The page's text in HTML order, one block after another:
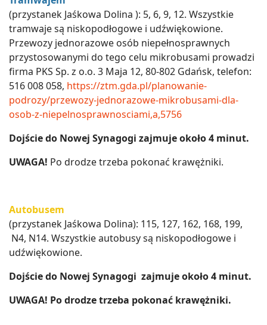
(przystanek Jaśkowa Dolina ): 5, 6, 9, 12. Wszystkie
tramwaje są niskopodłogowe i udźwiękowione.
Przewozy jednorazowe osób niepełnosprawnych
przystosowanymi do tego celu mikrobusami prowadzi
firma PKS Sp. z o.o. 3 Maja 12, 80-802 Gdańsk, telefon:
516 008 058, https://ztm.gda.pl/planowanie-
podrozy/przewozy-jednorazowe-mikrobusami-dla-
osob-z-niepelnosprawnosciami,a,5756
Dojście do Nowej Synagogi zajmuje około 4 minut.
UWAGA! Po drodze trzeba pokonać krawężniki.
Autobusem
(przystanek Jaśkowa Dolina): 115, 127, 162, 168, 199,
N4, N14. Wszystkie autobusy są niskopodłogowe i
udźwiękowione.
Dojście do Nowej Synagogi zajmuje około 4 minut.
UWAGA! Po drodze trzeba pokonać krawężniki.